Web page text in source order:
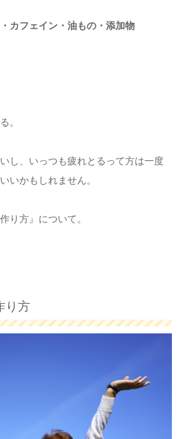
カフェイン・油もの・添加物
。
し、いっつも疲れとるって方は一度
いかもしれません。
り方』について。
り方